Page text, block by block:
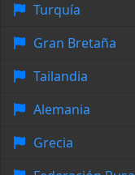
Turquía
Gran Bretaña
Tailandia
Alemania
Grecia